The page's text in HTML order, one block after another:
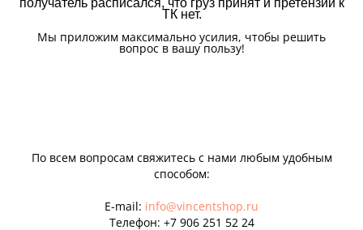
ТК нет.
Мы приложим максимально усилия, чтобы решить
вопрос в вашу пользу!
По всем вопросам свяжитесь с нами любым удобным
способом:
E-mail: info@vincentshop.ru
Телефон: +7 906 251 52 24